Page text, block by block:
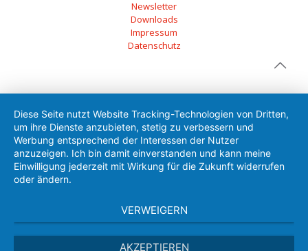
Newsletter
Downloads
Impressum
Datenschutz
Diese Seite nutzt Website Tracking-Technologien von Dritten,
um ihre Dienste anzubieten, stetig zu verbessern und
Werbung entsprechend der Interessen der Nutzer
anzuzeigen. Ich bin damit einverstanden und kann meine
Einwilligung jederzeit mit Wirkung für die Zukunft widerrufen
oder ändern.
VERWEIGERN
AKZEPTIEREN